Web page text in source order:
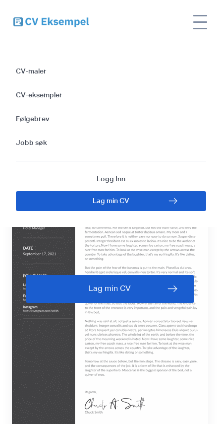
CV-maler
CV-eksempler
Følgebrev
Jobb søk
Logg Inn
Lag min CV
Maler og Tips for å
Skrive Følgebrev for
Manuelle Testere
Lag min CV